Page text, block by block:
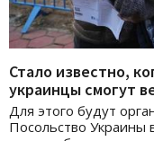
Стало известно,
украинцы смогут
Для этого будут
Посольство Украины